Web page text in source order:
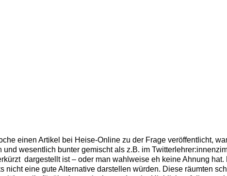
einen Artikel bei Heise-Online zu der Frage veröffentlicht,
wesentlich bunter gemischt als z.B. im
dargestellt ist – oder man wahlweise eh keine Ahnung
eine gute Alternative darstellen würden. Diese räumten